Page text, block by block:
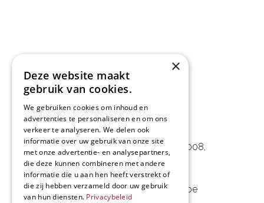
L&D Foodpartner BV
Noorwegenstraat 29D, Haven 8008,
9940 Evergem, BE
09 253 49 57- mail@delmo.be
×
Deze website maakt
gebruik van cookies.
We gebruiken cookies om inhoud en
advertenties te personaliseren en om ons
verkeer te analyseren. We delen ook
informatie over uw gebruik van onze site
met onze advertentie- en analysepartners,
die deze kunnen combineren met andere
informatie die u aan hen heeft verstrekt of
die zij hebben verzameld door uw gebruik
van hun diensten. Privacybeleid